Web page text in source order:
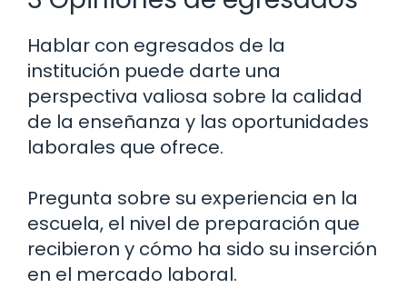
Hablar con egresados de la
institución puede darte una
perspectiva valiosa sobre la calidad
de la enseñanza y las oportunidades
laborales que ofrece.
Pregunta sobre su experiencia en la
escuela, el nivel de preparación que
recibieron y cómo ha sido su inserción
en el mercado laboral.